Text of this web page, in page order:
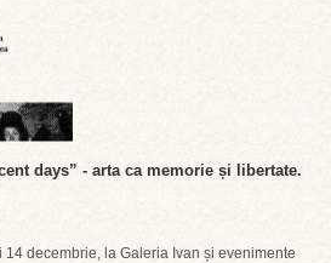
days” - arta ca memorie și libertate.
14 decembrie, la Galeria Ivan și evenimente